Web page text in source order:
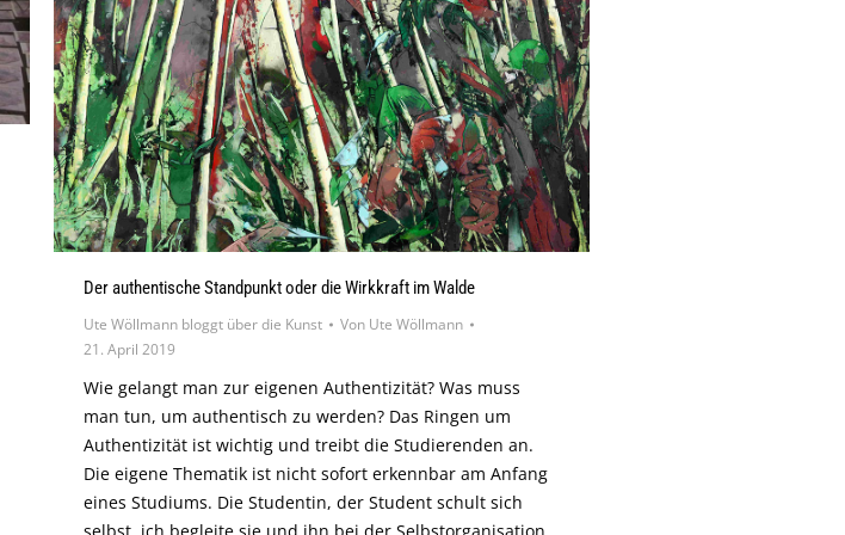
Der authentische Standpunkt oder die Wirkkraft im Walde
Ute Wöllmann bloggt über die Kunst Von Ute Wöllmann
21. April 2019
Wie gelangt man zur eigenen Authentizität? Was muss
man tun, um authentisch zu werden? Das Ringen um
Authentizität ist wichtig und treibt die Studierenden an.
Die eigene Thematik ist nicht sofort erkennbar am Anfang
eines Studiums. Die Studentin, der Student schult sich